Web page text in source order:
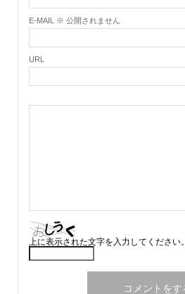
E-MAIL ※ 公開されません
URL
上に表示された文字を入力してください。